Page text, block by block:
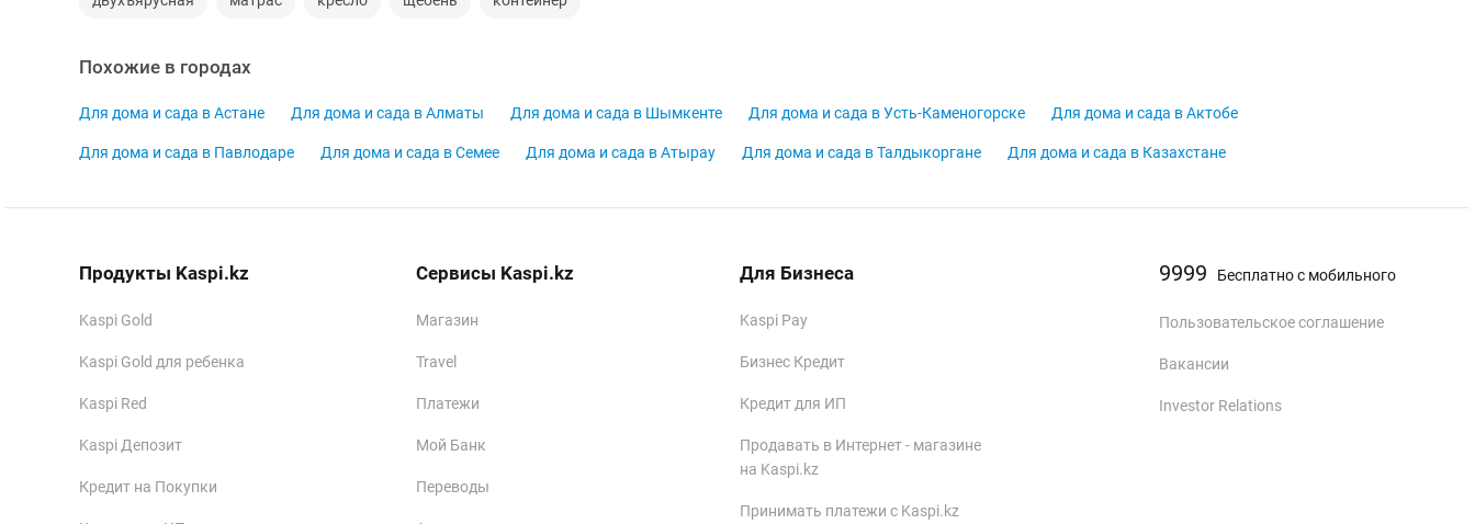
Похожие в городах
Для дома и сада в Астане Для дома и сада в Алматы Для дома и сада в Шымкенте Для дома и сада в Усть-Каменогорске Для дома и сада в Актобе
Для дома и сада в Павлодаре Для дома и сада в Семее Для дома и сада в Атырау Для дома и сада в Талдыкоргане Для дома и сада в Казахстане
Продукты Kaspi.kz
Kaspi Gold
Kaspi Gold для ребенка
Kaspi Red
Kaspi Депозит
Кредит на Покупки
Сервисы Kaspi.kz
Магазин
Travel
Платежи
Мой Банк
Переводы
Для Бизнеса
Kaspi Pay
Бизнес Кредит
Кредит для ИП
Продавать в Интернет - магазине
на Kaspi.kz
Принимать платежи с Kaspi.kz
9999 Бесплатно с мобильного
Пользовательское соглашение
Вакансии
Investor Relations